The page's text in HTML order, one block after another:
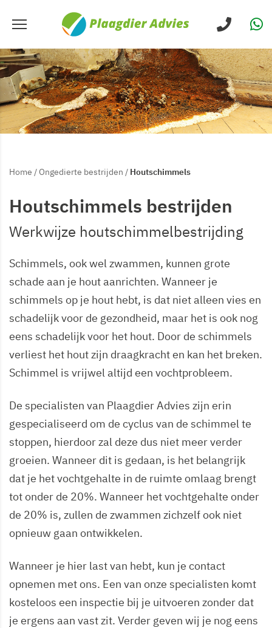
Home /Ongedierte bestrijden / Houtschimmels
Houtschimmels bestrijden
Werkwijze houtschimmelbestrijding
Schimmels, ook wel zwammen, kunnen grote
schade aan je hout aanrichten. Wanneer je
schimmels op je hout hebt, is dat niet alleen vies en
schadelijk voor de gezondheid, maar het is ook nog
eens schadelijk voor het hout. Door de schimmels
verliest het hout zijn draagkracht en kan het breken.
Schimmel is vrijwel altijd een vochtprobleem.
De specialisten van Plaagdier Advies zijn erin
gespecialiseerd om de cyclus van de schimmel te
stoppen, hierdoor zal deze dus niet meer verder
groeien. Wanneer dit is gedaan, is het belangrijk
dat je het vochtgehalte in de ruimte omlaag brengt
tot onder de 20%. Wanneer het vochtgehalte onder
de 20% is, zullen de zwammen zichzelf ook niet
opnieuw gaan ontwikkelen.
Wanneer je hier last van hebt, kun je contact
opnemen met ons. Een van onze specialisten komt
kosteloos een inspectie bij je uitvoeren zonder dat
je ergens aan vast zit. Verder geven wij je nog eens